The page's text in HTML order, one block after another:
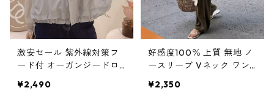
激安セール 紫外線対策フ
ード付 オーガンジードロ
¥2,490
好感度100％ 上質 無地 ノ
ースリーブ Vネック ワン
¥2,350